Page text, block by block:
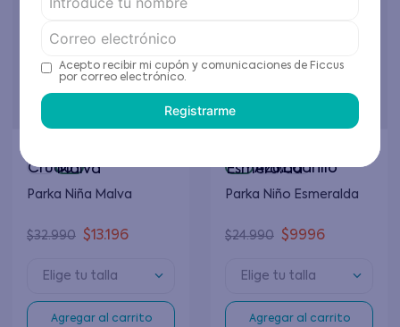
Parka Niña Malva
$32.990 $13.196
Elige tu talla
Agregar al carrito
Parka Niño Esmeralda
$24.990 $9996
Elige tu talla
Agregar al carrito
Acepto recibir mi cupón y comunicaciones de Ficcus
por correo electrónico.
Registrarme